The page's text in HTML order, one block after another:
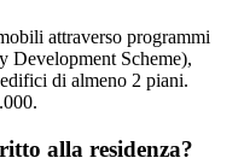
attraverso programmi
Development Scheme),
di almeno 2 piani.
alla residenza?